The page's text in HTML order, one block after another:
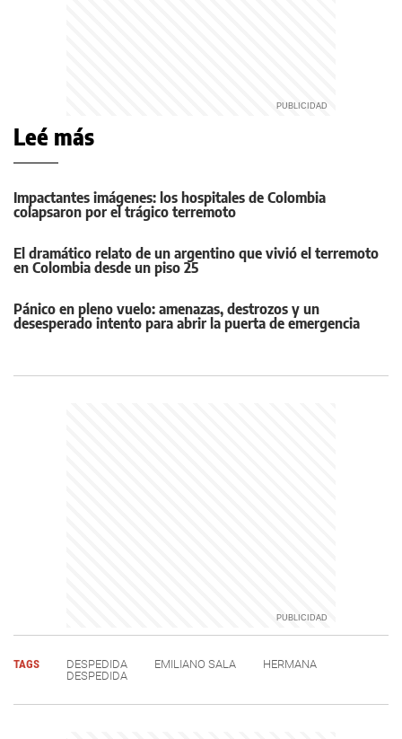
Leé más
Impactantes imágenes: los hospitales de Colombia
colapsaron por el trágico terremoto
El dramático relato de un argentino que vivió el terremoto
en Colombia desde un piso 25
Pánico en pleno vuelo: amenazas, destrozos y un
desesperado intento para abrir la puerta de emergencia
TAGS DESPEDIDA EMILIANO SALA
HERMANA
DESPEDIDA